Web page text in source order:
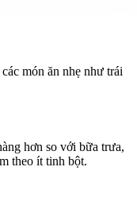
món ăn nhẹ như trái
hơn so với bữa trưa,
theo ít tinh bột.